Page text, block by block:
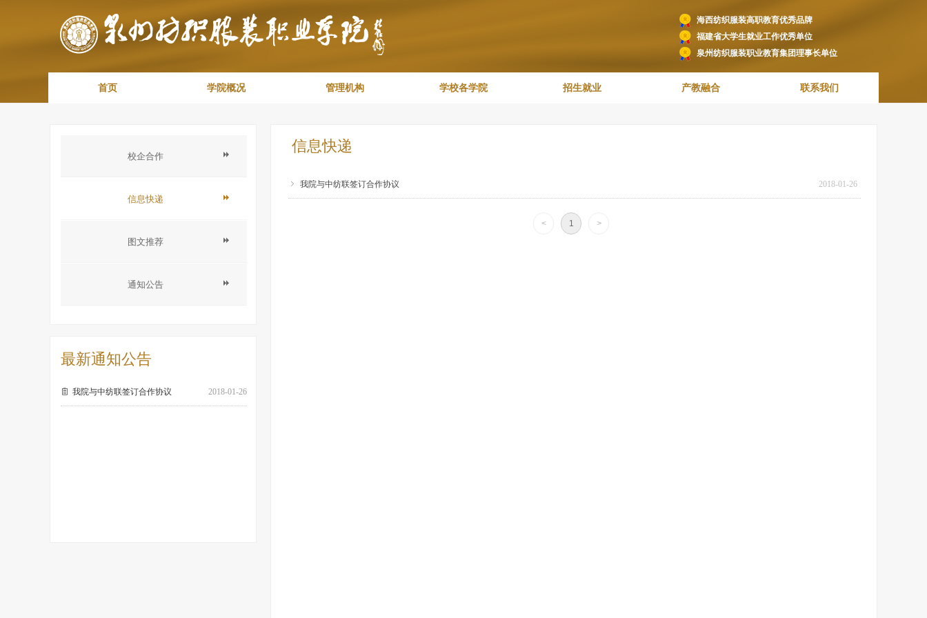
海西纺织服装高职教育优秀品牌
福建省大学生就业工作优秀单位
泉州纺织服装职业教育集团理事长单位
首页 学院概况 管理机构 学校各学院 招生就业 产教融合 联系我们
信息快递
2018-01-26
ꁇ 我院与中纺联签订合作协议
< 1 >
校企合作
信息快递
图文推荐
通知公告
最新通知公告
2018-01-26
ꁩ 我院与中纺联签订合作协议